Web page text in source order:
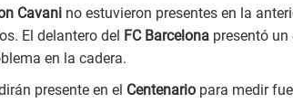
Cavani no estuvieron presentes en la
El delantero del FC Barcelona presentó un
en la cadera.
presente en el Centenario para medir